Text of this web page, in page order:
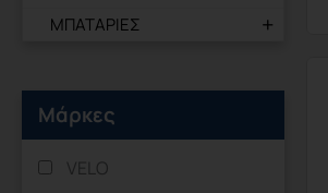
ΜΠΑΤΑΡΙΕΣ
Μάρκες
VELO